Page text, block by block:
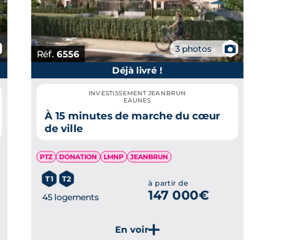
Réf. 6556 3 photos 📷
Déjà livré !
INVESTISSEMENT JEANBRUN
EAUNES
À 15 minutes de marche du cœur
de ville
PTZ DONATION LMNP JEANBRUN
T1 T2
45 logements
à partir de
147 000€